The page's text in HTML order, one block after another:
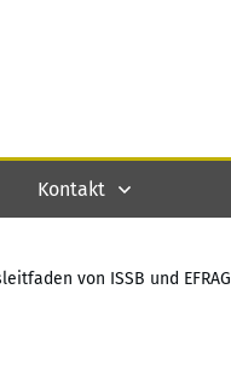
Kontakt
von ISSB und EFRAG